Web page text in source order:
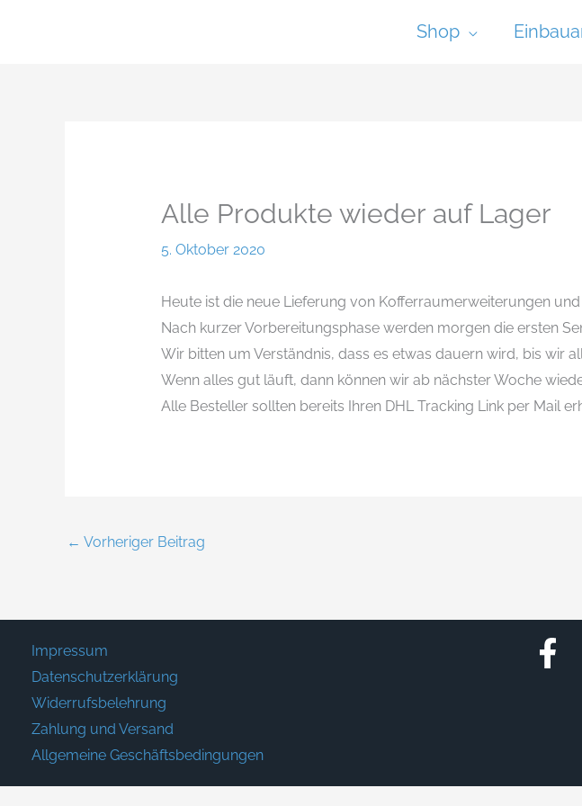
Shop
Alle Produkte wieder auf Lager
5. Oktober 2020
Heute ist die neue Lieferung von Kofferraumerweiterungen
Nach kurzer Vorbereitungsphase werden morgen die ersten
Wir bitten um Verständnis, dass es etwas dauern wird, bis wir
Wenn alles gut läuft, dann können wir ab nächster Woche
Alle Besteller sollten bereits Ihren DHL Tracking Link per Mail
← Vorheriger Beitrag
Impressum
Datenschutzerklärung
Widerrufsbelehrung
Zahlung und Versand
Allgemeine Geschäftsbedingungen